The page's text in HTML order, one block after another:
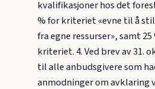
kvalifikasjoner hos det
% for kriteriet «evne til å
fra egne ressurser», samt
kriteriet. 4. Ved brev av 31.
til alle anbudsgivere som
anmodninger om avklaring